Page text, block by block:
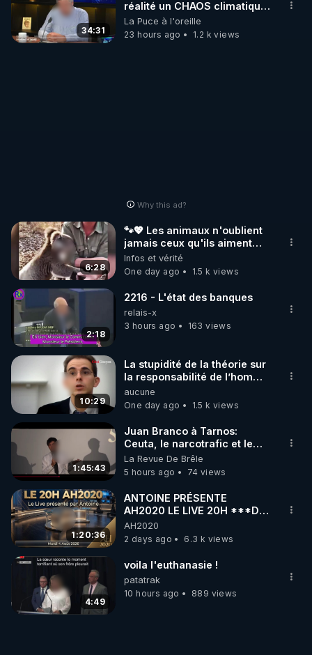
34:31
réalité un CHAOS climatique,
on répond
La Puce à l'oreille
23 hours ago
1.2 k views
Why this ad?
6:28
🐾💖 Les animaux n'oublient
jamais ceux qu'ils aiment…
🥹❤️
Infos et vérité
One day ago
1.5 k views
2:18
2216 - L'état des banques
relais-x
3 hours ago
163 views
10:29
La stupidité de la théorie sur
la responsabilité de l’homme
concernant le dioxyde de
carbone.
aucune
One day ago
1.5 k views
1:45:43
Juan Branco à Tarnos:
Ceuta, le narcotrafic et le
pouvoir en France
La Revue De Brêle
5 hours ago
74 views
1:20:36
ANTOINE PRÉSENTE
AH2020 LE LIVE 20H ***DU
04/08/2026*** 📷LE
GRAND RÉVEIL EST EN
MARCHE 📷
AH2020
2 days ago
6.3 k views
4:49
voila l'euthanasie !
patatrak
10 hours ago
889 views